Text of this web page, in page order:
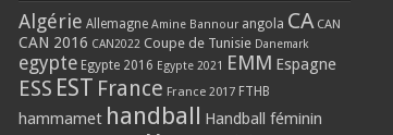
Algérie Allemagne Amine Bannour angola CA CAN
CAN 2016 CAN2022 Coupe de Tunisie Danemark
egypte Egypte 2016 Egypte 2021 EMM Espagne
ESS EST France France 2017 FTHB
hammamet handball Handball féminin